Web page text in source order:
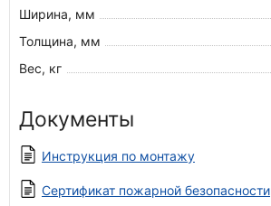
Ширина, мм
Толщина, мм
Вес, кг
Документы
Инструкция по монтажу
Сертификат пожарной безопасности